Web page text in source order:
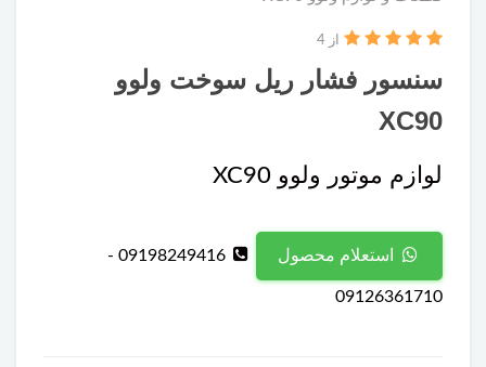
سنسور فشار ریل سوخت ولوو
XC90
از 4
لوازم موتور ولوو XC90
استعلام محصول 09198249416 -
09126361710